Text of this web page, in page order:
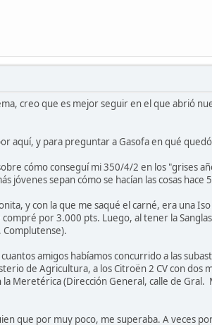
creo que es mejor seguir en el que abrió
aquí, y para preguntar a Gasofa en qué
cómo conseguí mi 350/4/2 en los "grises
jóvenes sepan cómo se hacían las cosas hace
y con la que me saqué el carné, era una
por 3.000 pts. Luego, al tener la
Complutense).
amigos habíamos concurrido a las
de Agricultura, a los Citroën 2 CV con dos
Meretérica (Dirección General, calle de
que por muy poco, me superaba. A veces